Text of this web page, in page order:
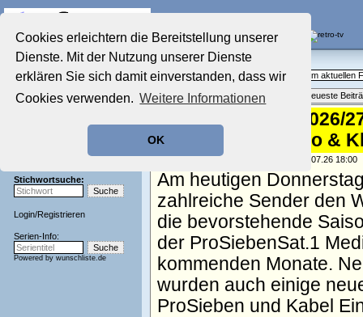
Cookies erleichtern die Bereitstellung unserer
Dienste. Mit der Nutzung unserer Dienste
erklären Sie sich damit einverstanden, dass wir
Cookies verwenden. Weitere Informationen
OK
Startseite
Aktuelles Forum
Film-Forum
Zeichentrick-Forum
Stichwortsuche:
Login/Registrieren
Serien-Info:
Powered by wunschliste.de
Aktuelles Forum
Fragen, Antworten und Meinungen zum aktuellen
Themenübersicht • Neues Thema Neueste
ProSiebenSat.1
kehrt zurück, Joko &
geschrieben von: , 02.07.26 18:00
Am heutigen
zahlreiche Sender den
die bevorstehende
der ProSiebenSat.1
kommenden Monate.
wurden auch einige
ProSieben und Kabel